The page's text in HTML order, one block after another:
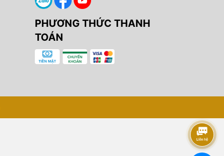
PHƯƠNG THỨC THANH
TOÁN